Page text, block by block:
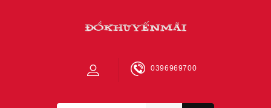
0396969700